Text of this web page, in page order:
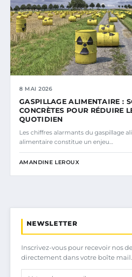
8 MAI 2026
GASPILLAGE ALIMENTAIRE :
CONCRÈTES POUR RÉDUIRE
QUOTIDIEN
Les chiffres alarmants du gaspillage
alimentaire constitue un enjeu…
AMANDINE LEROUX
NEWSLETTER
Inscrivez-vous pour recevoir nos
directement dans votre boîte mail.